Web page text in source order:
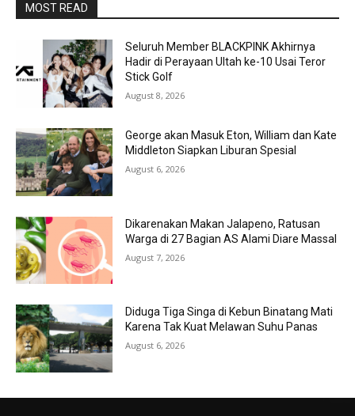
MOST READ
Seluruh Member BLACKPINK Akhirnya
Hadir di Perayaan Ultah ke-10 Usai Teror
Stick Golf
August 8, 2026
George akan Masuk Eton, William dan Kate
Middleton Siapkan Liburan Spesial
August 6, 2026
Dikarenakan Makan Jalapeno, Ratusan
Warga di 27 Bagian AS Alami Diare Massal
August 7, 2026
Diduga Tiga Singa di Kebun Binatang Mati
Karena Tak Kuat Melawan Suhu Panas
August 6, 2026